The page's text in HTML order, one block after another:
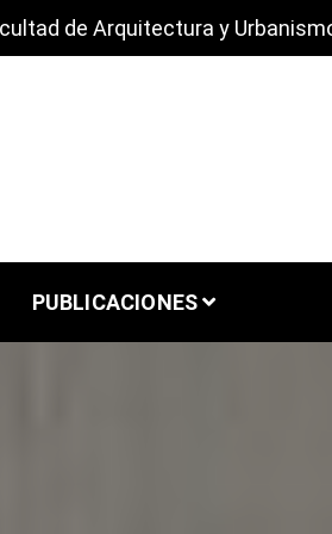
de Arquitectura y
PUBLICACIONES